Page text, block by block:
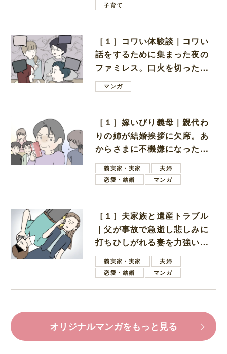
子育て
［１］コワい体験談｜コワい
話をするために集まった夜の
ファミレス。口火を切ったの
は電車好きの男の子ママ
マンガ
［１］嫁いびり義母｜親代わ
りの姉が結婚挨拶に欠席。あ
からさまに不機嫌になった義
母義実家・実家
夫婦
恋愛・結婚
マンガ
［１］夫家族と遺産トラブル
｜父が事故で急逝し悲しみに
打ちひしがれる妻を力強い言
葉で励ます夫
義実家・実家
夫婦
恋愛・結婚
マンガ
オリジナルマンガをもっと見る